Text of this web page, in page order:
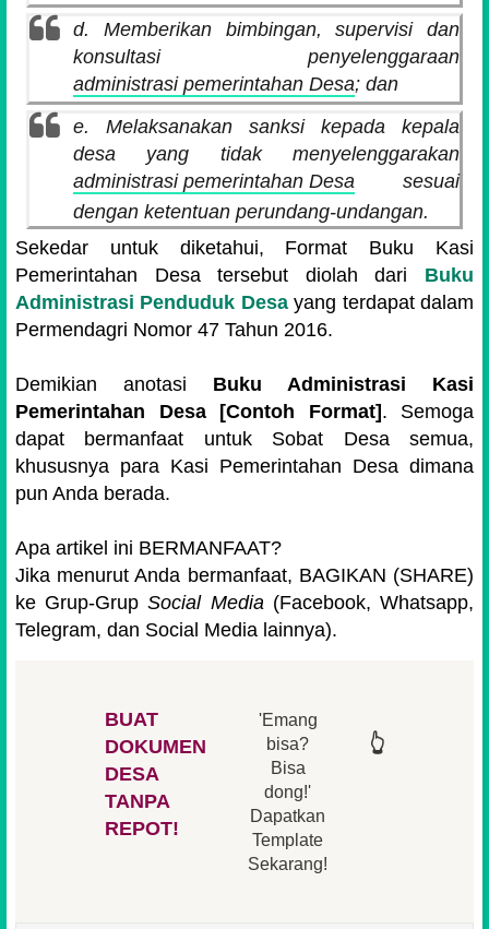
d. Memberikan bimbingan, supervisi dan
konsultasi penyelenggaraan
administrasi pemerintahan Desa; dan
e. Melaksanakan sanksi kepada kepala
desa yang tidak menyelenggarakan
administrasi pemerintahan Desa sesuai
dengan ketentuan perundang-undangan.
Sekedar untuk diketahui, Format Buku Kasi
Pemerintahan Desa tersebut diolah dari Buku
Administrasi Penduduk Desayang terdapat dalam
Permendagri Nomor 47 Tahun 2016.
Demikian anotasi Buku Administrasi Kasi
Pemerintahan Desa [Contoh Format]. Semoga
dapat bermanfaat untuk Sobat Desa semua,
khususnya para Kasi Pemerintahan Desa dimana
pun Anda berada.
Apa artikel ini BERMANFAAT?
Jika menurut Anda bermanfaat, BAGIKAN (SHARE)
ke Grup-GrupSocial Media (Facebook, Whatsapp,
Telegram, dan Social Media lainnya).
BUAT
DOKUMEN
DESA
TANPA
REPOT!
'Emang
bisa?
Bisa
dong!'
Dapatkan
Template
Sekarang!
👆